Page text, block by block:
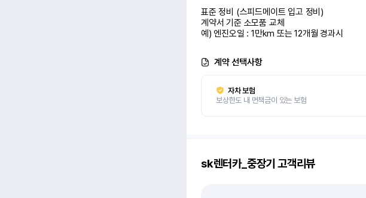
표준 정비 (스피드메이트 입고 정비)
계약서 기준 소모품 교체
예) 엔진오일 : 1만km 또는 12개월 경과시
계약 선택사항
자차 보험
보상한도 내 면책금이 있는 보험
sk렌터카_중장기 고객리뷰